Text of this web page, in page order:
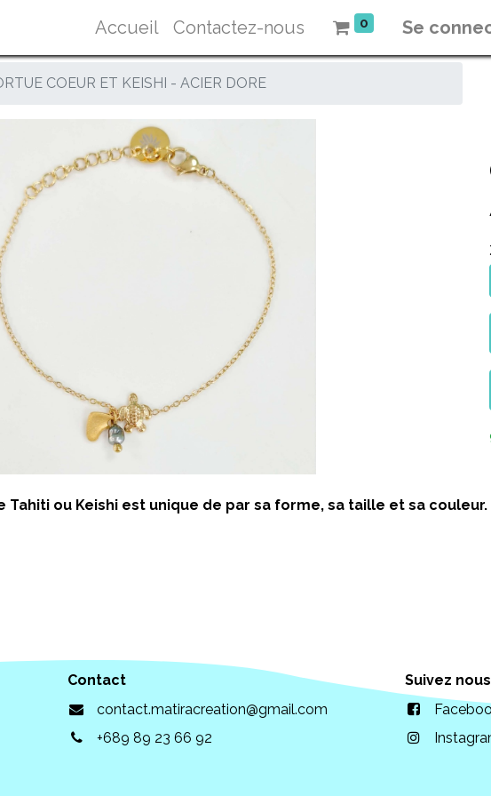
Accueil Contactez-nous 0 Se
COEUR ET KEISHI - ACIER DORE
Tahiti ou Keishi est unique de par sa forme, sa taille et sa
Contact
contact.matiracreation@gmail.com
+689 89 23 66 92
Suivez nous